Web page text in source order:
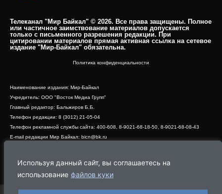
Используя данный сайт, вы соглашаетесь на
использование файлов куки
Телеканал "Мир Байкал" © 2026. Все права защищены. Полное
или частичное заимствование материалов допускается
только с письменного разрешения редакции. При
цитировании материалов прямая активная ссылка на сетевое
издание "Мир-Байкал" обязательна.​
Политика конфиденциальности
Наименование издания: Мир-Байкал
Учредитель: ООО "Восток Медиа Групп"
Главный редактор: Бальжиров Б.Б.
Телефон редакции: 8 (3012) 21-05-04
Телефон рекламной службы сайта: 400-608, 8-9021-68-18-50, 8-9021-68-08-43
E-mail редакции Мир Байкал: bicn@bk.ru
Адрес редакции: 670000, г. Улан-Удэ, ул. Профсоюзная, дом 44, офис 1